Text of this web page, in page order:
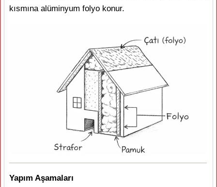
kısmına alüminyum folyo konur.
Yapım Aşamaları